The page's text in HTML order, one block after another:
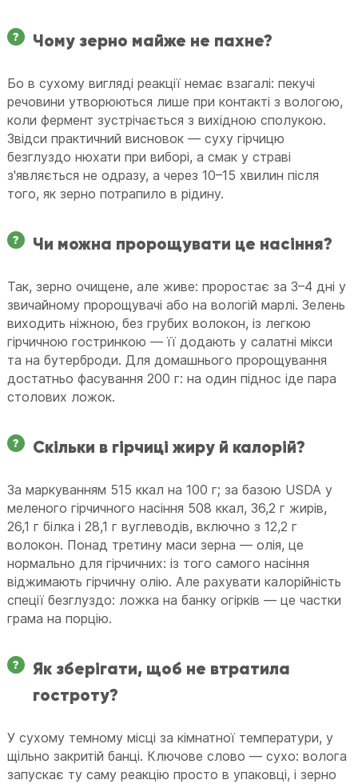
Чому зерно майже не пахне?
Бо в сухому вигляді реакції немає взагалі: пекучі
речовини утворюються лише при контакті з вологою,
коли фермент зустрічається з вихідною сполукою.
Звідси практичний висновок — суху гірчицю
безглуздо нюхати при виборі, а смак у страві
з'являється не одразу, а через 10–15 хвилин після
того, як зерно потрапило в рідину.
Чи можна пророщувати це насіння?
Так, зерно очищене, але живе: проростає за 3–4 дні у
звичайному пророщувачі або на вологій марлі. Зелень
виходить ніжною, без грубих волокон, із легкою
гірчичною гостринкою — її додають у салатні мікси
та на бутерброди. Для домашнього пророщування
достатньо фасування 200 г: на один піднос іде пара
столових ложок.
Скільки в гірчиці жиру й калорій?
За маркуванням 515 ккал на 100 г; за базою USDA у
меленого гірчичного насіння 508 ккал, 36,2 г жирів,
26,1 г білка і 28,1 г вуглеводів, включно з 12,2 г
волокон. Понад третину маси зерна — олія, це
нормально для гірчичних: із того самого насіння
віджимають гірчичну олію. Але рахувати калорійність
спеції безглуздо: ложка на банку огірків — це частки
грама на порцію.
Як зберігати, щоб не втратила
гостроту?
У сухому темному місці за кімнатної температури, у
щільно закритій банці. Ключове слово — сухо: волога
запускає ту саму реакцію просто в упаковці, і зерно